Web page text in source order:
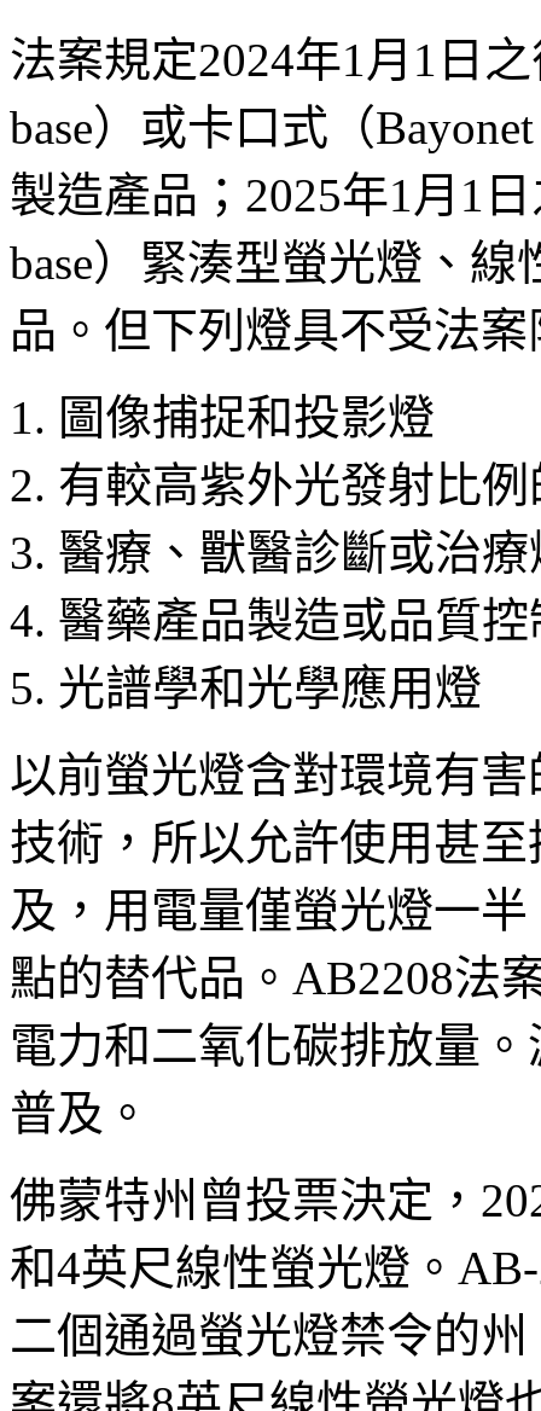
法案規定2024年1月1日
base）或卡口式（
製造產品；2025年1月1
base）緊湊型螢光燈、
品。但下列燈具不受法
圖像捕捉和投影燈
有較高紫外光發射比例
醫療、獸醫診斷或治
醫藥產品製造或品質控
光譜學和光學應用燈
以前螢光燈含對環境有
技術，所以允許使用甚
及，用電量僅螢光燈一
點的替代品。AB2208法
電力和二氧化碳排放量
普及。
佛蒙特州曾投票決定，
和4英尺線性螢光燈。
二個通過螢光燈禁令的